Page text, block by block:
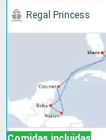
Regal Princess